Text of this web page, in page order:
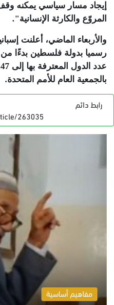
إيجاد مسار سياسي يمكنه
المروّع والكارثة الإنسانية".
والأربعاء الماضي، أعلنت
بالجمعية العام للأمم المتحدة.
رابط دائم
263035
مفاهيم أساسية